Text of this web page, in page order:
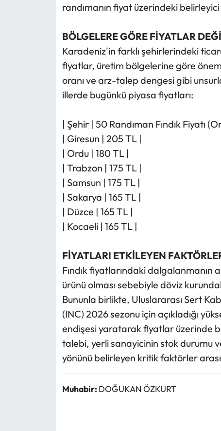
randımanın fiyat üzerindeki
BÖLGELERE GÖRE FİYATLAR
Karadeniz'in farklı şehirlerindeki
fiyatlar, üretim bölgelerine göre
oranı ve arz-talep dengesi gibi
illerde bugünkü piyasa fiyatları:
| Şehir | 50 Randıman Fındık Fiyatı
| Giresun | 205 TL |
| Ordu | 180 TL |
| Trabzon | 175 TL |
| Samsun | 175 TL |
| Sakarya | 165 TL |
| Düzce | 165 TL |
| Kocaeli | 165 TL |
FİYATLARI ETKİLEYEN
Fındık fiyatlarındaki
ürünü olması sebebiyle döviz
Bununla birlikte, Uluslararası Sert
(INC) 2026 sezonu için açıkladığı
endişesi yaratarak fiyatlar üzerinde
talebi, yerli sanayicinin stok durumu
yönünü belirleyen kritik faktörler
Muhabir: DOĞUKAN ÖZKURT